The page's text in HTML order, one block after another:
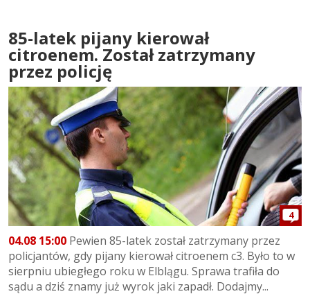
85-latek pijany kierował
citroenem. Został zatrzymany
przez policję
4
04.08 15:00 Pewien 85-latek został zatrzymany przez
policjantów, gdy pijany kierował citroenem c3. Było to w
sierpniu ubiegłego roku w Elblągu. Sprawa trafiła do
sądu a dziś znamy już wyrok jaki zapadł. Dodajmy...